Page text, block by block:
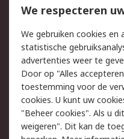
Bestellen
Track & Trace
Wettelijk
Cookiebeleid
Privacybeleid
Algemene
We respecteren
We gebruiken cookies
statistische
advertenties weer te
Door op "Alles
toestemming voor de
cookies. U kunt uw
"Beheer cookies". Als u
weigeren". Dit kan de